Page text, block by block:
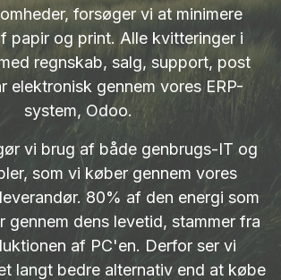
forsøger vi at minimere
papir og print. Alle kvitteringer i
regnskab, salg, support, post
elektronisk gennem vores ERP-
system, Odoo.
vi brug af både genbrugs-IT og
som vi køber gennem vores
80% af den energi som
gennem dens levetid, stammer fra
af PC'en. Derfor ser vi
langt bedre alternativ end at købe